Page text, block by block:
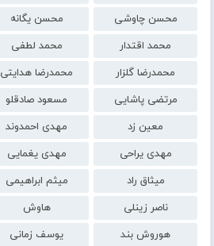
محسن چاوشی
محسن یگانه
محمد اقتدار
محمد لطفی
محمدرضا گلزار
محمدرضا هدایتی
مرتضی پاشایی
مسعود صادقلو
معین زد
مهدی احمدوند
مهدی یراحی
مهدی یغمایی
میثاق راد
میثم ابراهیمی
ناصر زینلی
هاوش
هوروش بند
یوسف زمانی